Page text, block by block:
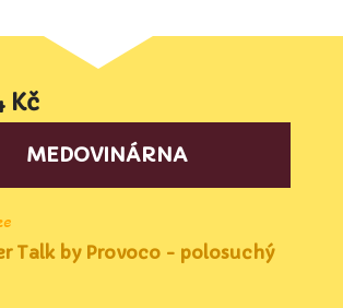
Kč
MEDOVINÁRNA
Talk by Provoco - polosuchý